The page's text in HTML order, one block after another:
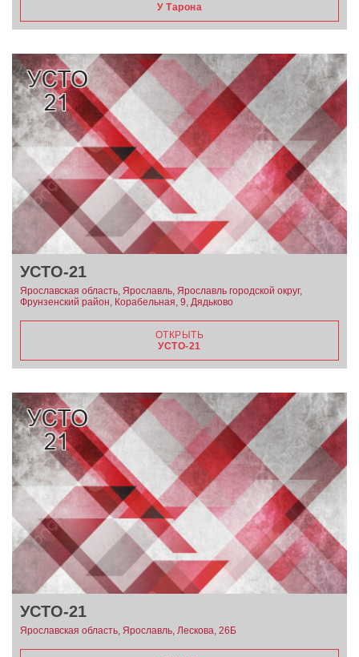
У Тарона
УСТО-21
Ярославская область, Ярославль, Ярославль городской округ,
Фрунзенский район, Корабельная, 9, Дядьково
ОТКРЫТЬ
УСТО-21
УСТО-21
Ярославская область, Ярославль, Лескова, 26Б